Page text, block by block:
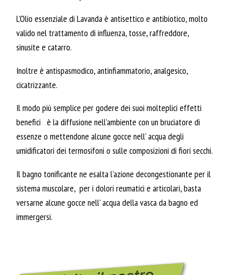
L’Olio essenziale di Lavanda è antisettico e antibiotico, molto
valido nel trattamento di influenza, tosse, raffreddore,
sinusite e catarro.
Inoltre è antispasmodico, antinfiammatorio, analgesico,
cicatrizzante.
Il modo più semplice per godere dei suoi molteplici effetti
benefici è la diffusione nell’ambiente con un bruciatore di
essenze o mettendone alcune gocce nell’ acqua degli
umidificatori dei termosifoni o sulle composizioni di fiori secchi.
Il bagno tonificante ne esalta l’azione decongestionante per il
sistema muscolare, per i dolori reumatici e articolari, basta
versarne alcune gocce nell’ acqua della vasca da bagno ed
immergersi.